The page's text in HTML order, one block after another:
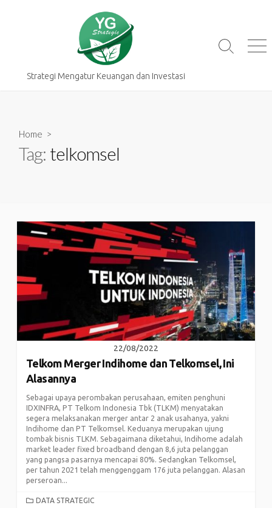
Strategi Mengatur Keuangan dan Investasi
Search
Home >
Tag: telkomsel
22/08/2022
Telkom Merger Indihome dan Telkomsel, Ini
Alasannya
Sebagai upaya perombakan perusahaan, emiten penghuni
IDXINFRA, PT Telkom Indonesia Tbk (TLKM) menyatakan
segera melaksanakan merger antar 2 anak usahanya, yakni
Indihome dan PT Telkomsel. Keduanya merupakan ujung
tombak bisnis TLKM. Sebagaimana diketahui, Indihome adalah
market leader fixed broadband dengan 8,6 juta pelanggan
yang pangsa pasarnya mencapai 80%. Sedangkan Telkomsel,
per tahun 2021 telah menggenggam 176 juta pelanggan. Alasan
perseroan...
CATEGORIES
DATA STRATEGIC